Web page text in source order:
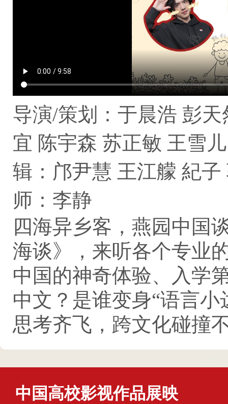
导演/策划：于晨浩 彭
宜 陈宇森 苏正敏 王雪儿
辑：邝尹慧 王江艨 紀子
师：李静
四海异乡客，燕园中国
海谈》，来听各个专业
中国的神奇体验、入学
中文？是谁变身“语言
思考齐飞，跨文化碰撞
中国高校影视作品展映